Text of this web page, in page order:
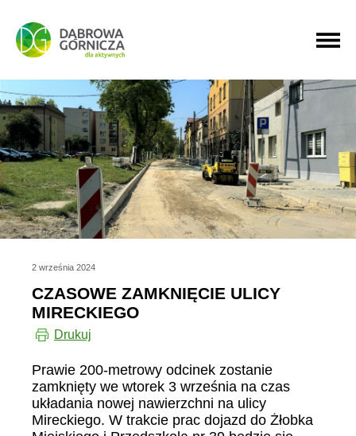
PRZEJDŹ DO MENU GŁÓWNEGO
PRZEJDŹ DO WYSZUKIWARKI
PRZEJDŹ DO TREŚCI
2 września 2024
CZASOWE ZAMKNIĘCIE ULICY
MIRECKIEGO
Drukuj
Prawie 200-metrowy odcinek zostanie
zamknięty we wtorek 3 września na czas
układania nowej nawierzchni na ulicy
Mireckiego. W trakcie prac dojazd do Żłobka